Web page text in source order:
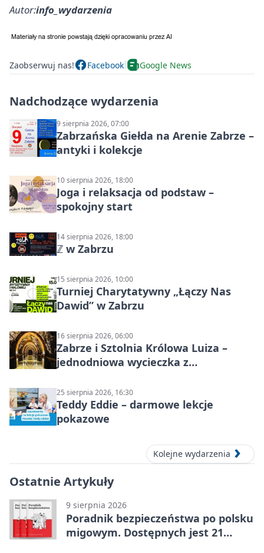
Autor:info_wydarzenia
Zaobserwuj nas! Facebook Google News
Nadchodzące wydarzenia
9 sierpnia 2026, 07:00
Zabrzańska Giełda na Arenie Zabrze –
antyki i kolekcje
10 sierpnia 2026, 18:00
Joga i relaksacja od podstaw –
spokojny start
14 sierpnia 2026, 18:00
ℤ w Zabrzu
15 sierpnia 2026, 10:00
Turniej Charytatywny „Łączy Nas
Dawid” w Zabrzu
16 sierpnia 2026, 06:00
Zabrze i Sztolnia Królowa Luiza –
jednodniowa wycieczka z
miasta
25 sierpnia 2026, 16:30
Teddy Eddie – darmowe lekcje
pokazowe
Kolejne wydarzenia
Ostatnie Artykuły
9 sierpnia 2026
Poradnik bezpieczeństwa po polsku
migowym. Dostępnych jest 21